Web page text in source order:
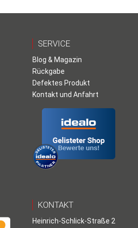
SERVICE
Blog & Magazin
Rückgabe
Defektes Produkt
Kontakt und Anfahrt
KONTAKT
Heinrich-Schlick-Straße 2